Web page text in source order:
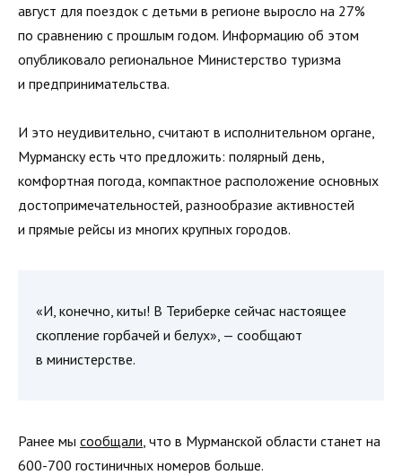
август для поездок с детьми в регионе выросло на 27%
по сравнению с прошлым годом. Информацию об этом
опубликовало региональное Министерство туризма
и предпринимательства.
И это неудивительно, считают в исполнительном органе,
Мурманску есть что предложить: полярный день,
комфортная погода, компактное расположение основных
достопримечательностей, разнообразие активностей
и прямые рейсы из многих крупных городов.
«И, конечно, киты! В Териберке сейчас настоящее
скопление горбачей и белух», — сообщают
в министерстве.
Ранее мы сообщали , что в Мурманской области станет на
600-700 гостиничных номеров больше.